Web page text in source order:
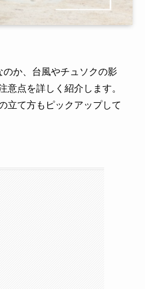
か、台風やチュソクの影
点を詳しく紹介します。
立て方もピックアップして